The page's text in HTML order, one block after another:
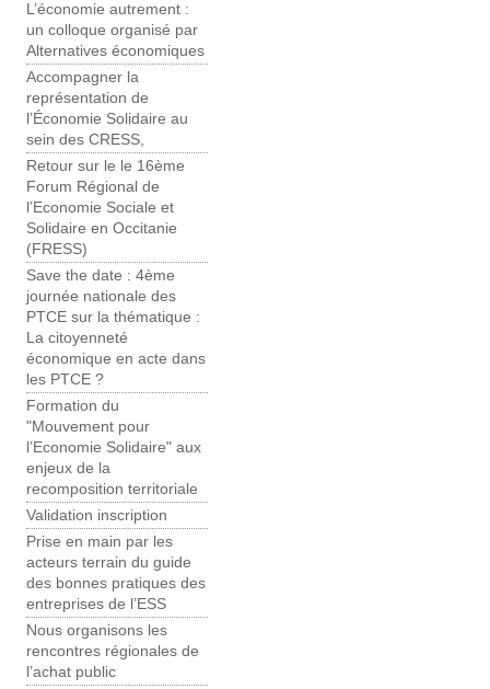
L’économie autrement :
un colloque organisé par
Alternatives économiques
Accompagner la
représentation de
l’Économie Solidaire au
sein des CRESS,
Retour sur le le 16ème
Forum Régional de
l’Economie Sociale et
Solidaire en Occitanie
(FRESS)
Save the date : 4ème
journée nationale des
PTCE sur la thématique :
La citoyenneté
économique en acte dans
les PTCE ?
Formation du
"Mouvement pour
l’Economie Solidaire" aux
enjeux de la
recomposition territoriale
Validation inscription
Prise en main par les
acteurs terrain du guide
des bonnes pratiques des
entreprises de l’ESS
Nous organisons les
rencontres régionales de
l’achat public